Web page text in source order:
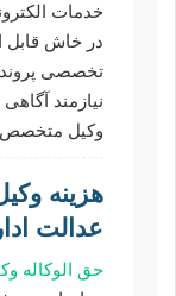
خدمات
در خاش قابل
تخصصی
نیازمند
وکیل
هزینه
عدالت
حق الوکاله